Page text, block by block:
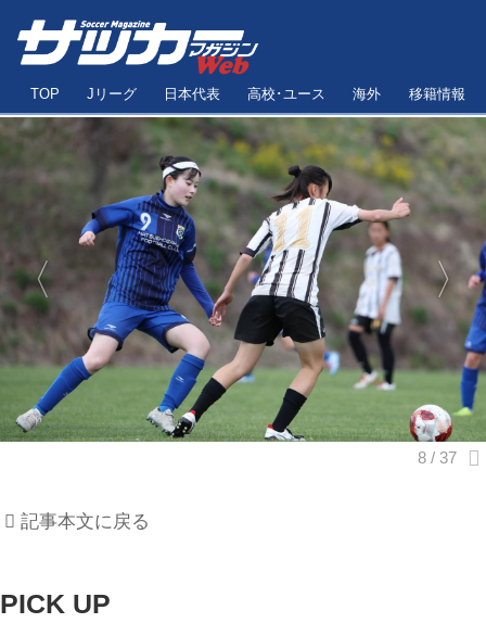
TOP Jリーグ 日本代表 高校･ユース 海外 移籍情報
記事本文に戻る
PICK UP